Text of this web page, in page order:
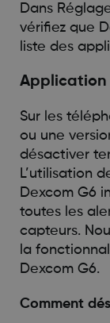
Dans
vérifiez que
liste des
Application
Sur les
ou une
désactiver
L’utilisation
Dexcom G6
toutes les
capteurs.
la
Dexcom G6.
Comment